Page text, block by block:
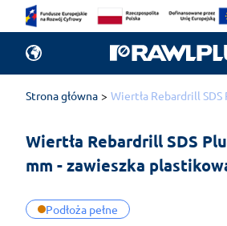
Strona główna Wiertła Rebardrill
Wiertła Rebardrill SDS
mm - zawieszka
Podłoża pełne